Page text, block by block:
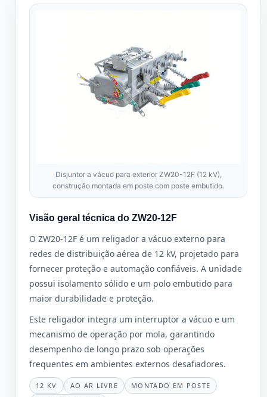
Disjuntor a vácuo para exterior ZW20-12F (12 kV),
construção montada em poste com poste embutido.
Visão geral técnica do ZW20-12F
O ZW20-12F é um religador a vácuo externo para
redes de distribuição aérea de 12 kV, projetado para
fornecer proteção e automação confiáveis. A unidade
possui isolamento sólido e um polo embutido para
maior durabilidade e proteção.
Este religador integra um interruptor a vácuo e um
mecanismo de operação por mola, garantindo
desempenho de longo prazo sob operações
frequentes em ambientes externos desafiadores.
12 KV AO AR LIVRE
MONTADO EM POSTE